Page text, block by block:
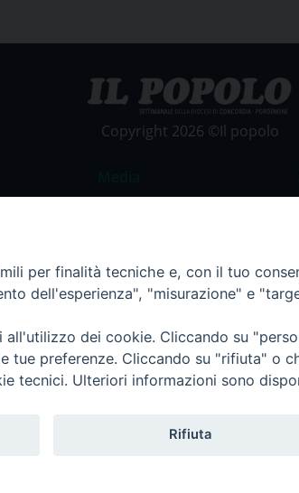
Copyright 2026 ©Il popolo
per finalità tecniche e, con il tuo
dell'esperienza", "misurazione" e
dei cookie. Cliccando su
tue preferenze. Cliccando su "rifiuta" o
tecnici. Ulteriori informazioni sono
Rifiuta